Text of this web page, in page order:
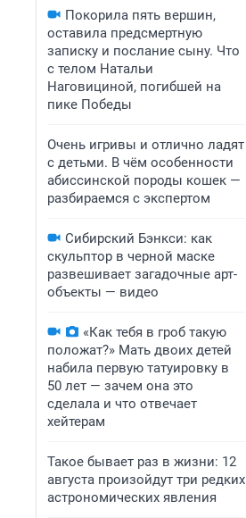
Покорила пять вершин,
оставила предсмертную
записку и послание сыну. Что
с телом Натальи
Наговициной, погибшей на
пике Победы
Очень игривы и отлично ладят
с детьми. В чём особенности
абиссинской породы кошек —
разбираемся с экспертом
Сибирский Бэнкси: как
скульптор в черной маске
развешивает загадочные арт-
объекты — видео
«Как тебя в гроб такую
положат?» Мать двоих детей
набила первую татуировку в
50 лет — зачем она это
сделала и что отвечает
хейтерам
Такое бывает раз в жизни: 12
августа произойдут три редких
астрономических явления